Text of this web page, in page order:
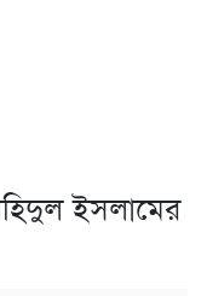
ইসলামের